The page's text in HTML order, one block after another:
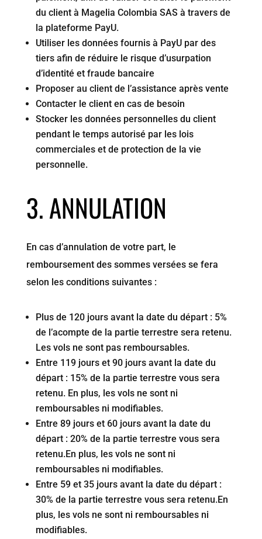
du client à Magelia Colombia SAS à travers de
la plateforme PayU.
Utiliser les données fournis à PayU par des
tiers afin de réduire le risque d’usurpation
d’identité et fraude bancaire
Proposer au client de l’assistance après vente
Contacter le client en cas de besoin
Stocker les données personnelles du client
pendant le temps autorisé par les lois
commerciales et de protection de la vie
personnelle.
3. ANNULATION
En cas d’annulation de votre part, le
remboursement des sommes versées se fera
selon les conditions suivantes :
Plus de 120 jours avant la date du départ : 5%
de l’acompte de la partie terrestre sera retenu.
Les vols ne sont pas remboursables.
Entre 119 jours et 90 jours avant la date du
départ : 15% de la partie terrestre vous sera
retenu. En plus, les vols ne sont ni
remboursables ni modifiables.
Entre 89 jours et 60 jours avant la date du
départ : 20% de la partie terrestre vous sera
retenu.En plus, les vols ne sont ni
remboursables ni modifiables.
Entre 59 et 35 jours avant la date du départ :
30% de la partie terrestre vous sera retenu.En
plus, les vols ne sont ni remboursables ni
modifiables.